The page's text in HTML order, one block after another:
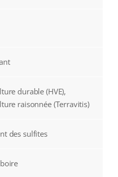
durable (HVE),
raisonnée (Terravitis)
des sulfites